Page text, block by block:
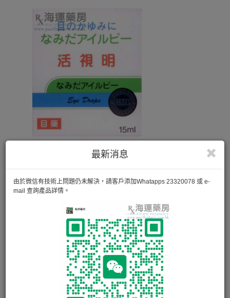
最新消息
由於微信有技術上問題仍未解決，請客戶添加Whatapps 23320078 或 e-
mail 查詢產品詳情。
活視明 NAMIDA EYE-RUBY
EYE DROPS